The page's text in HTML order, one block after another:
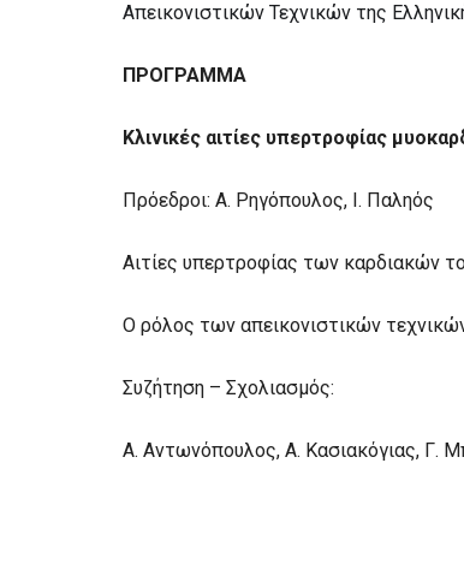
Απεικονιστικών Τεχνικών της
ΠΡΟΓΡΑΜΜΑ
Κλινικές αιτίες υπερτροφίας
Πρόεδροι: Α. Ρηγόπουλος, Ι. Παληός
Αιτίες υπερτροφίας των καρδιακών
Ο ρόλος των απεικονιστικών
Συζήτηση – Σχολιασμός:
Α. Αντωνόπουλος, Α. Κασιακόγιας, Γ.